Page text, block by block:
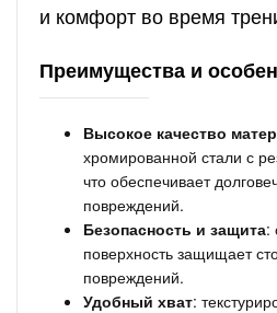
и комфорт во время
Преимущества и
Высокое качество
хромированной стали с
что обеспечивает
повреждений.
Безопасность и защита:
поверхность защищает
повреждений.
Удобный хват: